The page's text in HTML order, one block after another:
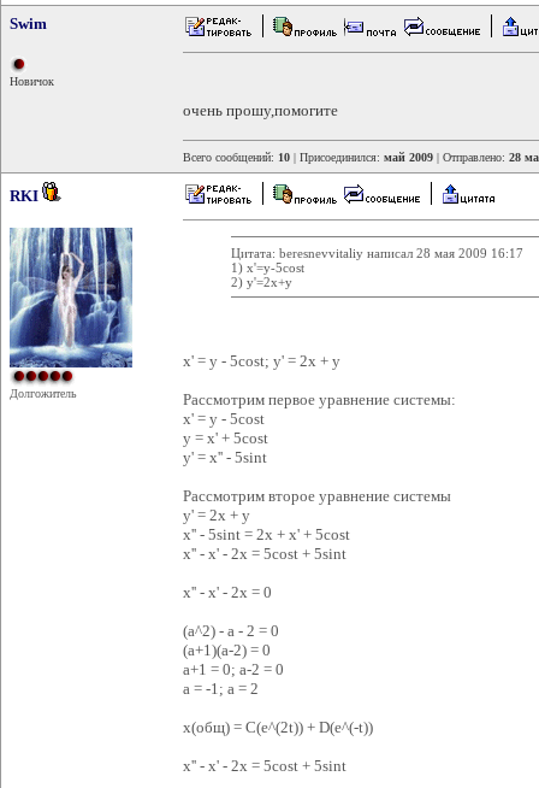
Swim
Новичок
очень прошу,помогите
Всего сообщений: 10 | Присоединился: май 2009 | Отправлено: 28
RKI
Долгожитель
Цитата: beresnevvitaliy написал 28 мая 2009 16:17
1) x'=y-5cost
2) y'=2x+y
x' = y - 5cost; y' = 2x + y
Рассмотрим первое уравнение системы:
x' = y - 5cost
y = x' + 5cost
y' = x'' - 5sint
Рассмотрим второе уравнение системы
y' = 2x + y
x'' - 5sint = 2x + x' + 5cost
x'' - x' - 2x = 5cost + 5sint
x'' - x' - 2x = 0
(a^2) - a - 2 = 0
(a+1)(a-2) = 0
a+1 = 0; a-2 = 0
a = -1; a = 2
x(общ) = C(e^(2t)) + D(e^(-t))
x'' - x' - 2x = 5cost + 5sint